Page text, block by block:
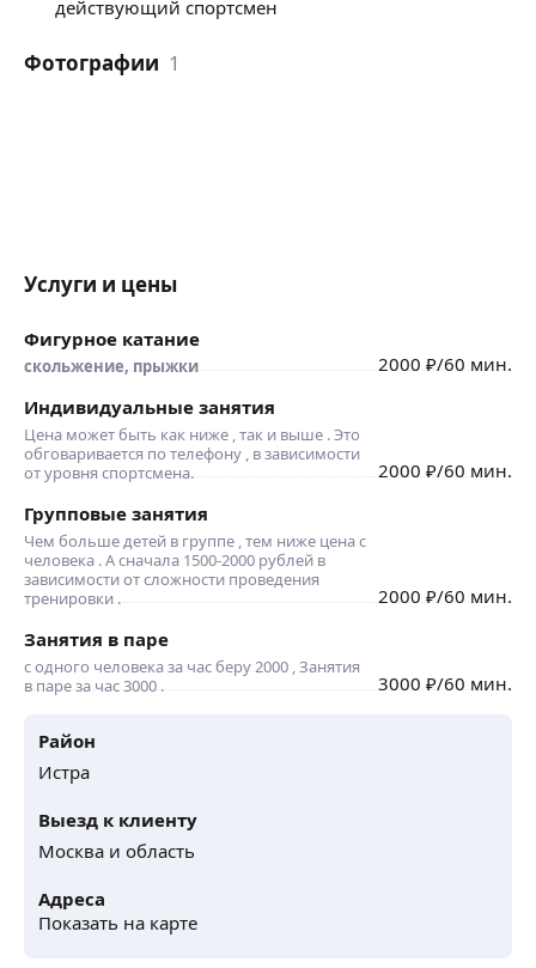
действующий спортсмен
Фотографии 1
Услуги и цены
Фигурное катание
скольжение, прыжки 2000 ₽/60 мин.
Индивидуальные занятия
Цена может быть как ниже , так и выше . Это
обговаривается по телефону , в зависимости
от уровня спортсмена.
2000 ₽/60 мин.
Групповые занятия
Чем больше детей в группе , тем ниже цена с
человека . А сначала 1500-2000 рублей в
зависимости от сложности проведения
тренировки .
2000 ₽/60 мин.
Занятия в паре
с одного человека за час беру 2000 , Занятия
в паре за час 3000 .
3000 ₽/60 мин.
Район
Истра
Выезд к клиенту
Москва и область
Адреса
Показать на карте